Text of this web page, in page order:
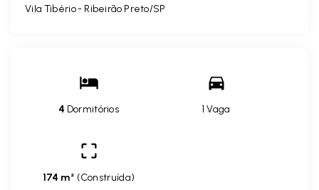
Vila Tibério - Ribeirão Preto/SP
4 Dormitórios 1 Vaga
174 m² (Construída)